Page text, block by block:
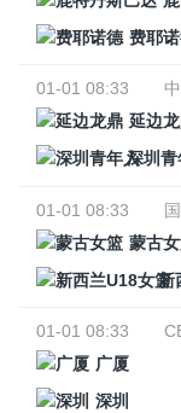
费耶
01-01 08:33
延边
深圳青
01-01 08:33
蒙古
新
01-01 08:33
广厦
深圳